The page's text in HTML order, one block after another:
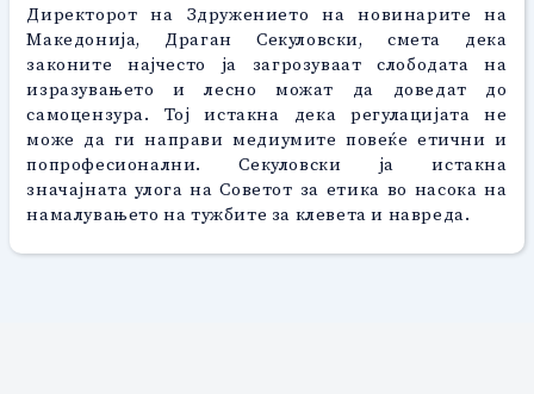
Директорот на Здружението на новинарите на
Македонија, Драган Секуловски, смета дека
законите најчесто ја загрозуваат слободата на
изразувањето и лесно можат да доведат до
самоцензура. Тој истакна дека регулацијата не
може да ги направи медиумите повеќе етични и
попрофесионални. Секуловски ја истакна
значајната улога на Советот за етика во насока на
намалувањето на тужбите за клевета и навреда.